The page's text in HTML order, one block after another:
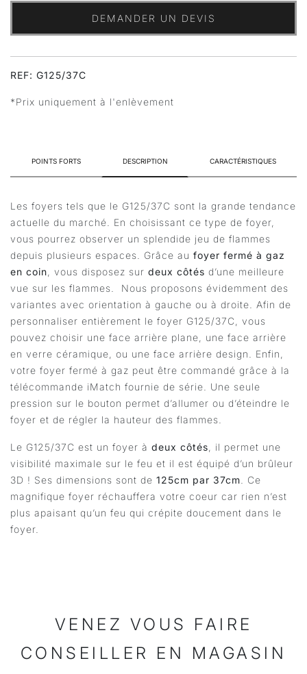
DEMANDER UN DEVIS
REF: G125/37C
*Prix uniquement à l'enlèvement
POINTS FORTS DESCRIPTION CARACTÉRISTIQUES
Les foyers tels que le G125/37C sont la grande tendance
actuelle du marché. En choisissant ce type de foyer,
vous pourrez observer un splendide jeu de flammes
depuis plusieurs espaces. Grâce au foyer fermé à gaz
en coin , vous disposez sur deux côtés d’une meilleure
vue sur les flammes. Nous proposons évidemment des
variantes avec orientation à gauche ou à droite. Afin de
personnaliser entièrement le foyer G125/37C, vous
pouvez choisir une face arrière plane, une face arrière
en verre céramique, ou une face arrière design. Enfin,
votre foyer fermé à gaz peut être commandé grâce à la
télécommande iMatch fournie de série. Une seule
pression sur le bouton permet d’allumer ou d’éteindre le
foyer et de régler la hauteur des flammes.
Le G125/37C est un foyer à deux côtés , il permet une
visibilité maximale sur le feu et il est équipé d’un brûleur
3D ! Ses dimensions sont de 125cm par 37cm . Ce
magnifique foyer réchauffera votre coeur car rien n’est
plus apaisant qu’un feu qui crépite doucement dans le
foyer.
VENEZ VOUS FAIRE
CONSEILLER EN MAGASIN